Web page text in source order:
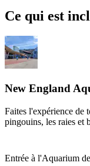
Ce qui est
New England
Faites l'expérience de
pingouins, les raies et
Entrée à l'Aquarium